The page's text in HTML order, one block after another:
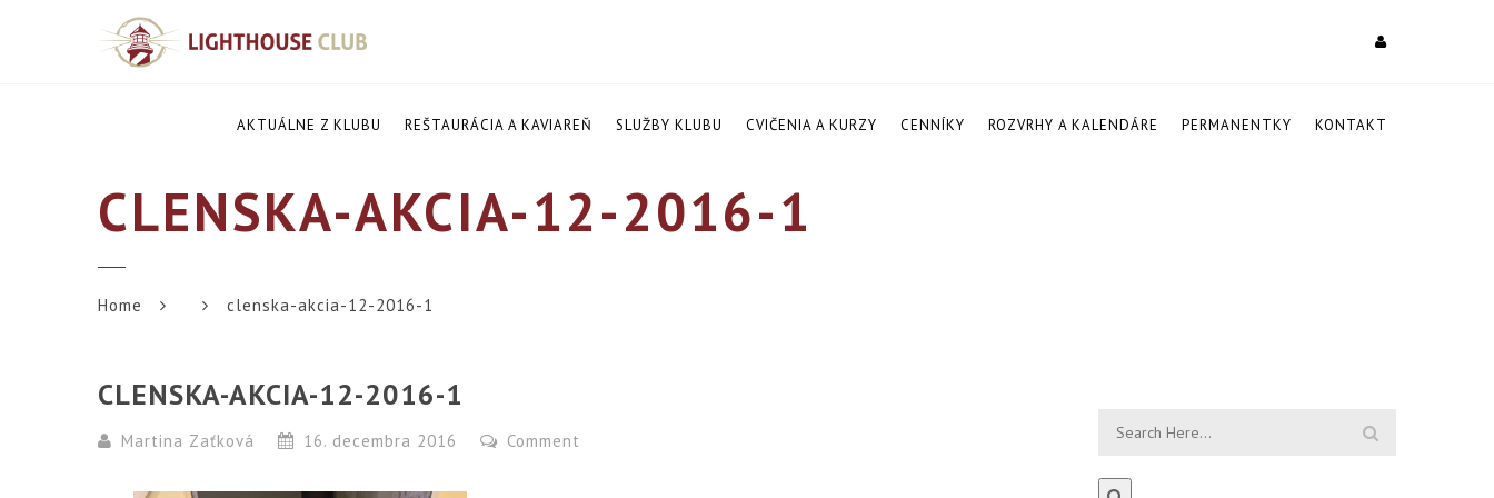
AKTUÁLNE Z KLUBU REŠTAURÁCIA A KAVIAREŇ SLUŽBY KLUBU CVIČENIA A KURZY CENNÍKY ROZVRHY A KALENDÁRE PERMANENTKY KONTAKT
CLENSKA-AKCIA-12-2016-1
Home clenska-akcia-12-2016-1
CLENSKA-AKCIA-12-2016-1
Martina Zaťková 16. decembra 2016 Comment